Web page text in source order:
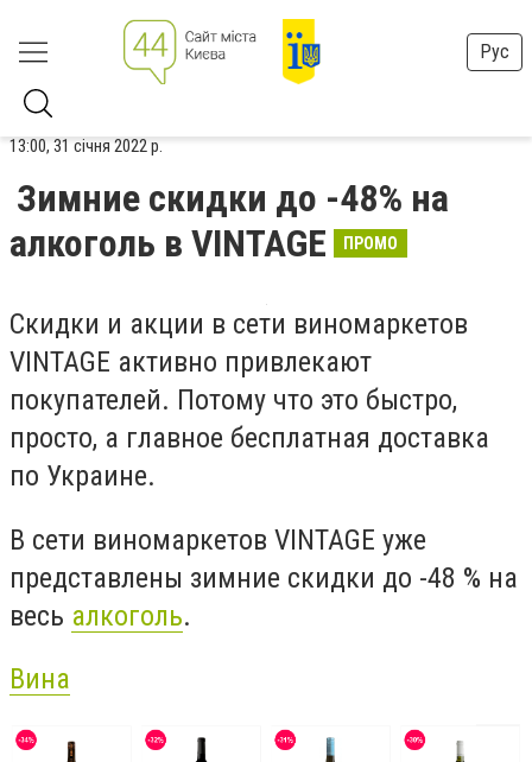
Рус
13:00, 31 січня 2022 р.
Зимние скидки до -48% на
алкоголь в VINTAGE
ПРОМО
Скидки и акции в сети виномаркетов
VINTAGE активно привлекают
покупателей. Потому что это быстро,
просто, а главное бесплатная доставка
по Украине.
В сети виномаркетов VINTAGE уже
представлены зимние скидки до -48 % на
весь алкоголь.
Вина